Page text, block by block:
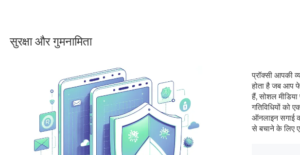
सुरक्षा और गुमनामिता
प्रॉक्सी आपकी
होता है जब आप
हैं, सोशल
गतिविधियों को
ऑनलाइन सगाई
से बचाने के लिए